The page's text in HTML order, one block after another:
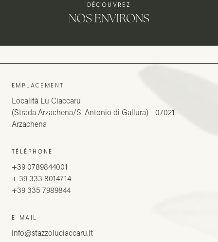
DÉCOUVREZ
NOS ENVIRONS
EMPLACEMENT
Località Lu Ciaccaru
(Strada Arzachena/S. Antonio di Gallura) - 07021
Arzachena
TÉLÉPHONE
+39 0789844001
+ 39 333 8014714
+39 335 7989844
E-MAIL
info@stazzoluciaccaru.it